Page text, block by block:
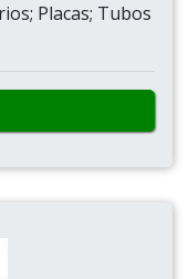
Placas; Tubos